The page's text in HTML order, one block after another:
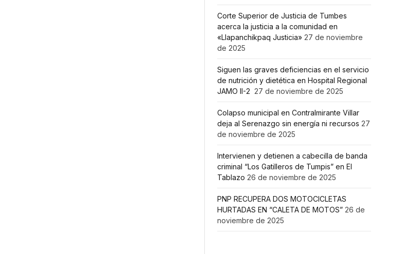
Corte Superior de Justicia de Tumbes
acerca la justicia a la comunidad en
«Llapanchikpaq Justicia» 27 de noviembre
de 2025
Siguen las graves deficiencias en el servicio
de nutrición y dietética en Hospital Regional
JAMO II-2 27 de noviembre de 2025
Colapso municipal en Contralmirante Villar
deja al Serenazgo sin energía ni recursos 27
de noviembre de 2025
Intervienen y detienen a cabecilla de banda
criminal “Los Gatilleros de Tumpis” en El
Tablazo 26 de noviembre de 2025
PNP RECUPERA DOS MOTOCICLETAS
HURTADAS EN “CALETA DE MOTOS” 26 de
noviembre de 2025